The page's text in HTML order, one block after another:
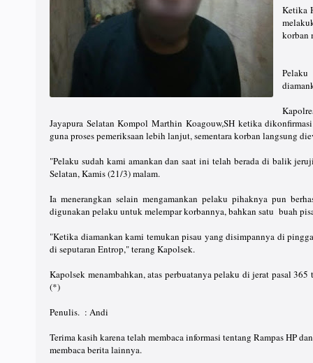
Ketika
korban
Jayapura Selatan Kompol Marthin Koagouw,SH ketika
guna proses pemeriksaan lebih lanjut, sementara korban langsung
"Pelaku sudah kami amankan dan saat ini telah berada di balik
Selatan, Kamis (21/3) malam.
Ia menerangkan selain mengamankan pelaku pihaknya pun
digunakan pelaku untuk melempar korbannya, bahkan satu buah
"Ketika diamankan kami temukan pisau yang disimpannya di
di seputaran Entrop," terang Kapolsek.
Kapolsek menambahkan, atas perbuatanya pelaku di jerat pasal
(*)
Penulis. : Andi
Terima kasih karena telah membaca informasi tentang Rampas HP
membaca berita lainnya.